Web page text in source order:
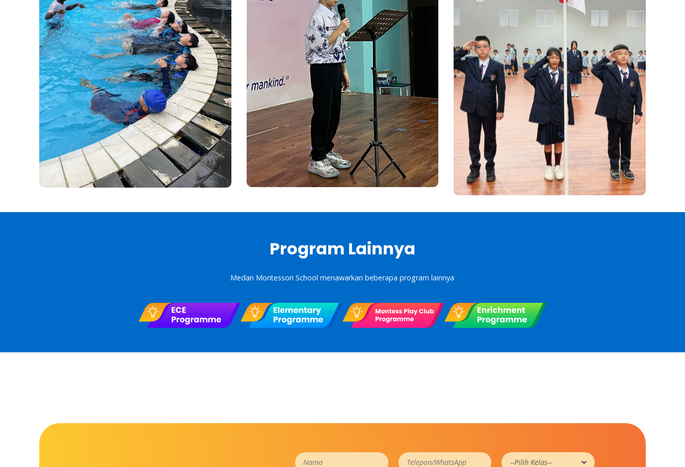
Program Lainnya
Medan Montessori School menawarkan beberapa program lainnya